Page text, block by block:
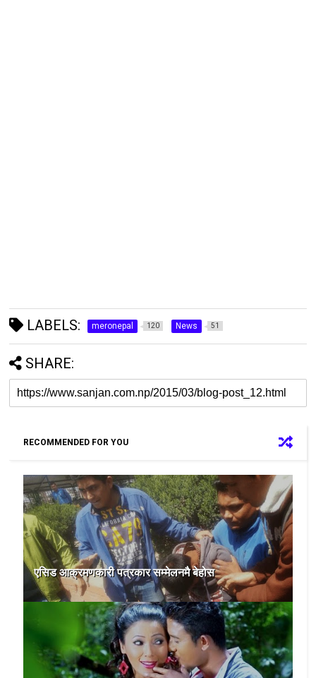
LABELS: meronepal 120 News 51
SHARE:
RECOMMENDED FOR YOU
एसिड आक्रमणकारी पत्रकार सम्मेलनमै बेहोस